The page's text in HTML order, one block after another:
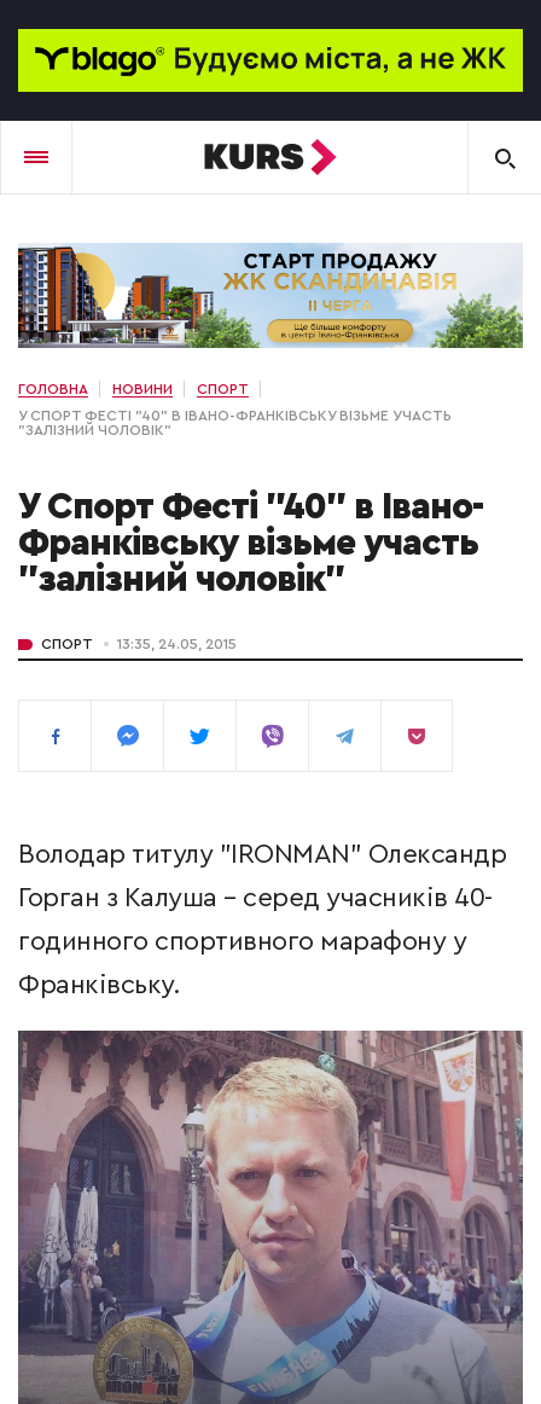
ГОЛОВНА НОВИНИ
СПОРТ
У СПОРТ ФЕСТІ "40" В ІВАНО-ФРАНКІВСЬКУ ВІЗЬМЕ УЧАСТЬ
"ЗАЛІЗНИЙ ЧОЛОВІК"
У Спорт Фесті "40" в Івано-
Франківську візьме участь
"залізний чоловік"
СПОРТ 13:35, 24.05, 2015
Володар титулу "IRONMAN" Олександр
Горган з Калуша – серед учасників 40-
годинного спортивного марафону у
Франківську.